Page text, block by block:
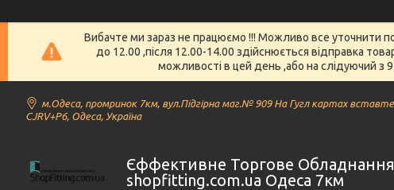
Вибачте ми зараз не працюємо !!! Можливо все уточнити
до 12.00 ,після 12.00-14.00 здійснюється відправка
можливості в цей день ,або на слідуючий з
м.Одеса, промринок 7км, вул.Підгірна маг.№ 909 На Гугл картах
CJRV+P6, Одеса, Україна
Єффективне Торгове Обладнання
shopfitting.com.ua Одеса 7км